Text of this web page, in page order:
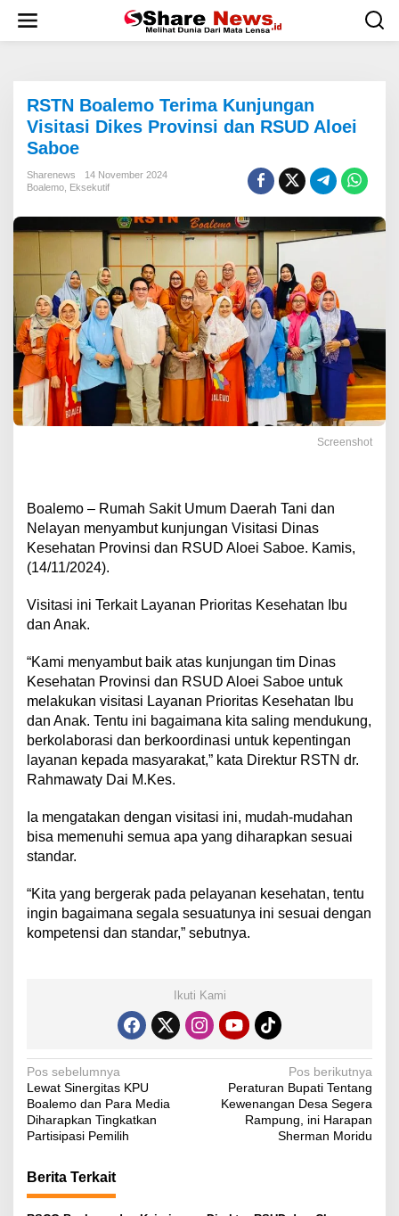
w
RSTN Boalemo Terima Kunjungan
Visitasi Dikes Provinsi dan RSUD Aloei
Saboe
Sharenews
14 November 2024
Boalemo Eksekutif
Screenshot
Boalemo – Rumah Sakit Umum Daerah Tani dan
Nelayan menyambut kunjungan Visitasi Dinas
Kesehatan Provinsi dan RSUD Aloei Saboe. Kamis,
(14/11/2024).
Visitasi ini Terkait Layanan Prioritas Kesehatan Ibu
dan Anak.
“Kami menyambut baik atas kunjungan tim Dinas
Kesehatan Provinsi dan RSUD Aloei Saboe untuk
melakukan visitasi Layanan Prioritas Kesehatan Ibu
dan Anak. Tentu ini bagaimana kita saling mendukung,
berkolaborasi dan berkoordinasi untuk kepentingan
layanan kepada masyarakat,” kata Direktur RSTN dr.
Rahmawaty Dai M.Kes.
Ia mengatakan dengan visitasi ini, mudah-mudahan
bisa memenuhi semua apa yang diharapkan sesuai
standar.
“Kita yang bergerak pada pelayanan kesehatan, tentu
ingin bagaimana segala sesuatunya ini sesuai dengan
kompetensi dan standar,” sebutnya.
Ikuti Kami
N
a
v
g
a
Pos sebelumnya
Lewat Sinergitas KPU
Boalemo dan Para Media
Diharapkan Tingkatkan
Partisipasi Pemilih
Pos berikutnya
Peraturan Bupati Tentang
Kewenangan Desa Segera
Rampung, ini Harapan
Sherman Moridu
Berita Terkait